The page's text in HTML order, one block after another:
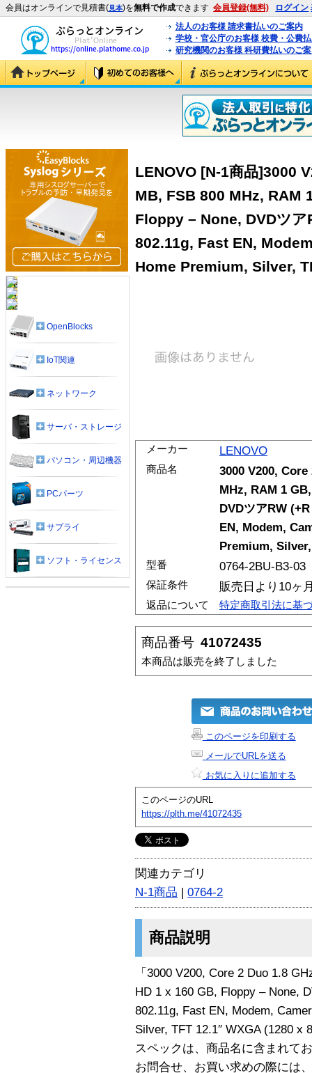
会員はオンラインで見積書(見本)を無料で作成できます 会員登録(無料) ログイン
法人のお客様 請求書払いのご案内
学校・官公庁のお客様 校費・公費
研究機関のお客様 科研費払いのご
LENOVO [N-1商品]3000
MB, FSB 800 MHz, RAM
Floppy – None, DVDツア
802.11g, Fast EN,
Home Premium, Silver,
メーカー LENOVO
商品名
3000 V200,
MHz, RAM 1
DVDツアRW
EN, Modem,
Premium,
型番 0764-2BU-B3-03
保証条件 販売日より10ヶ
返品について 特定商取引法に基
商品番号 41072435
本商品は販売を終了しました
このページを印刷する
メールでURLを送る
お気に入りに追加する
このページのURL
https://plth.me/41072435
関連カテゴリ
N-1商品 | 0764-2
商品説明
「3000 V200, Core 2 Duo 1.8
HD 1 x 160 GB, Floppy – None,
802.11g, Fast EN, Modem,
Silver, TFT 12.1″ WXGA (1280 x
スペックは、商品名に含まれて
お問合せ、お買い求めの際には
OpenBlocks
IoT関連
ネットワーク
サーバ・ストレージ
パソコン・周辺機器
PCパーツ
サプライ
ソフト・ライセンス